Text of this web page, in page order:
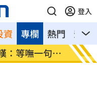
登入
資 熱門 影音
專欄
：等嘸一句道
貨車
曝